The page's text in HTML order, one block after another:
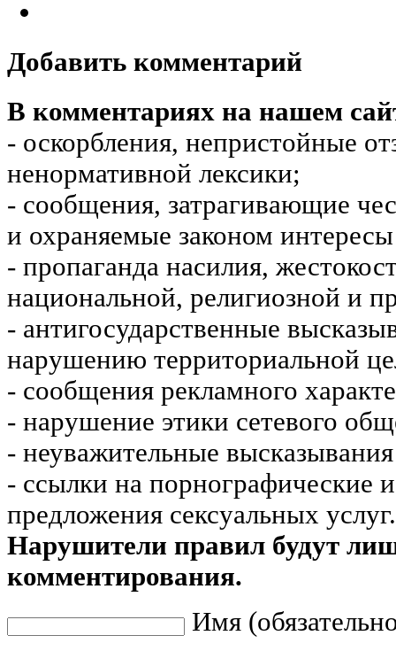
Добавить комментарий
В комментариях на нашем
- оскорбления, непристойные
ненормативной лексики;
- сообщения, затрагивающие
и охраняемые законом
- пропаганда насилия,
национальной, религиозной и
- антигосударственные
нарушению территориальной
- сообщения рекламного
- нарушение этики сетевого
- неуважительные
- ссылки на порнографические
предложения сексуальных услуг.
Нарушители правил будут
комментирования.
Имя